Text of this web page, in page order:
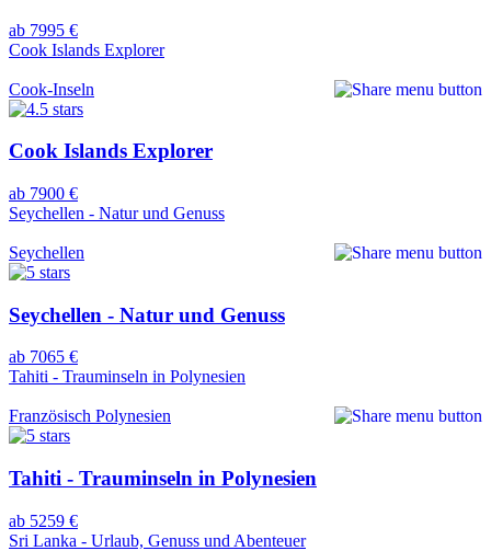
ab 7995 €
Cook Islands Explorer
Cook-Inseln
Cook Islands Explorer
ab 7900 €
Seychellen - Natur und Genuss
Seychellen
Seychellen - Natur und Genuss
ab 7065 €
Tahiti - Trauminseln in Polynesien
Französisch Polynesien
Tahiti - Trauminseln in Polynesien
ab 5259 €
Sri Lanka - Urlaub, Genuss und Abenteuer